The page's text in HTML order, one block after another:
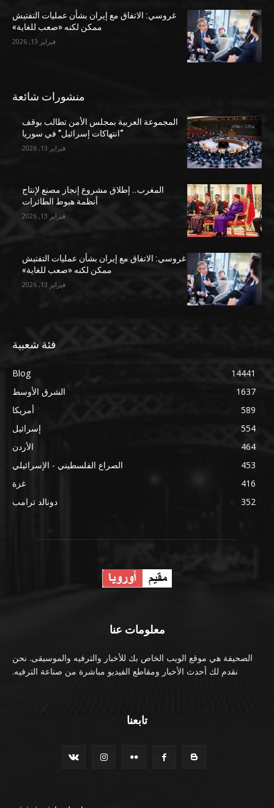
غروسي: الاتفاق مع إيران بشأن عمليات التفتيش
ممكن لكنه «صعب للغاية»
فبراير 13, 2026
منشورات شائعة
المجموعة العربية بمجلس الأمن تطالب بوقف
“انتهاكات إسرائيل” في سوريا
فبراير 13, 2026
المغرب.. إطلاق مشروع إنجاز مصنع لإنتاج
أنظمة هبوط الطائرات
فبراير 13, 2026
غروسي: الاتفاق مع إيران بشأن عمليات التفتيش
ممكن لكنه «صعب للغاية»
فبراير 13, 2026
فئة شعبية
Blog
14441
الشرق الأوسط
1637
أمريكا
589
إسرائيل
554
الأردن
464
الصراع الفلسطيني - الإسرائيلي
453
غزة
416
دونالد ترامب
352
معلومات عنا
الصحيفة هي موقع الويب الخاص بك للأخبار والترفيه والموسيقى. نحن
نقدم لك أحدث الأخبار ومقاطع الفيديو مباشرة من صناعة الترفيه.
تابعنا